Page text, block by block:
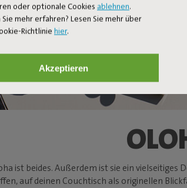
oder optionale Cookies ablehnen.
mehr erfahren? Lesen Sie mehr über
Richtlinie hier.
Akzeptieren
ist beides. Außerdem ist sie ein
auf deinen Couchtisch als originellen